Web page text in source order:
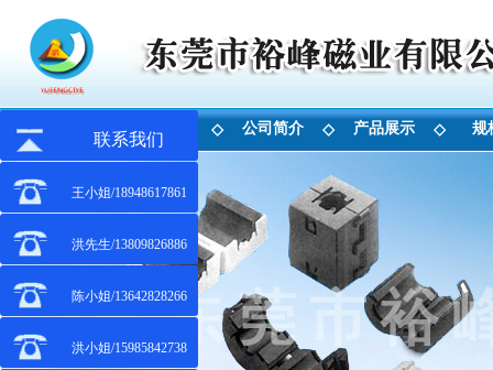
首 页 ◇ 公司简介 ◇ 产品展示 ◇ 规
联系我们
王小姐/18948617861
洪先生/13809826886
陈小姐/13642828266
洪小姐/15985842738